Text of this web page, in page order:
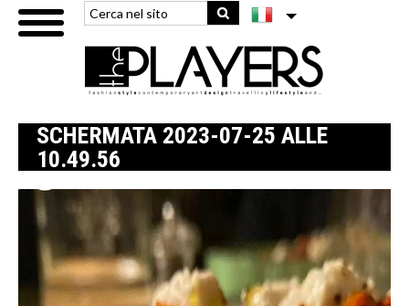
SCHERMATA 2023-07-25 ALLE
10.49.56